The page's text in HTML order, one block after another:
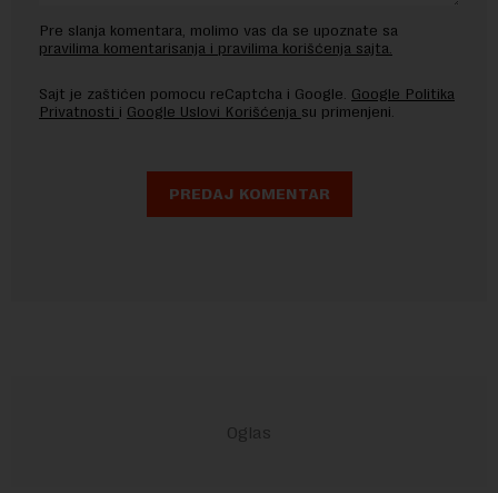
Pre slanja komentara, molimo vas da se upoznate sa
pravilima komentarisanja i pravilima korišćenja sajta.
Sajt je zaštićen pomocu reCaptcha i Google. Google Politika
Privatnosti i Google Uslovi Korišćenja su primenjeni.